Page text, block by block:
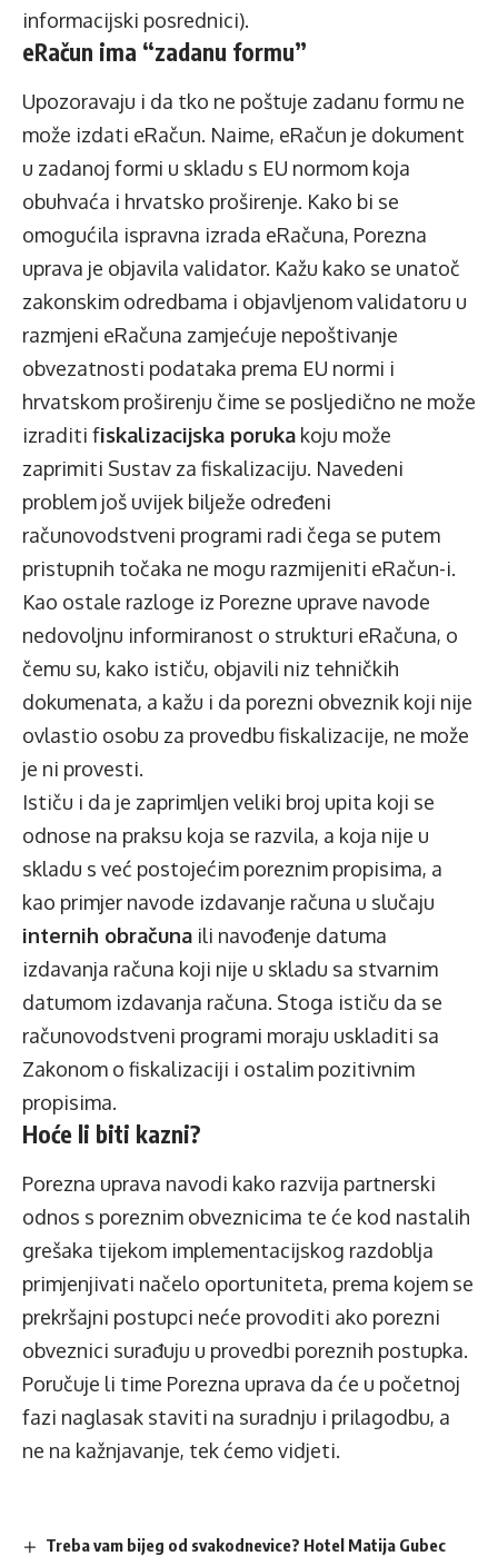
informacijski posrednici).
eRačun ima “zadanu formu”
Upozoravaju i da tko ne poštuje zadanu formu ne
može izdati eRačun. Naime, eRačun je dokument
u zadanoj formi u skladu s EU normom koja
obuhvaća i hrvatsko proširenje. Kako bi se
omogućila ispravna izrada eRačuna, Porezna
uprava je objavila validator. Kažu kako se unatoč
zakonskim odredbama i objavljenom validatoru u
razmjeni eRačuna zamjećuje nepoštivanje
obvezatnosti podataka prema EU normi i
hrvatskom proširenju čime se posljedično ne može
izraditi fiskalizacijska poruka koju može
zaprimiti Sustav za fiskalizaciju. Navedeni
problem još uvijek bilježe određeni
računovodstveni programi radi čega se putem
pristupnih točaka ne mogu razmijeniti eRačun-i.
Kao ostale razloge iz Porezne uprave navode
nedovoljnu informiranost o strukturi eRačuna, o
čemu su, kako ističu, objavili niz tehničkih
dokumenata, a kažu i da porezni obveznik koji nije
ovlastio osobu za provedbu fiskalizacije, ne može
je ni provesti.
Ističu i da je zaprimljen veliki broj upita koji se
odnose na praksu koja se razvila, a koja nije u
skladu s već postojećim poreznim propisima, a
kao primjer navode izdavanje računa u slučaju
internih obračuna ili navođenje datuma
izdavanja računa koji nije u skladu sa stvarnim
datumom izdavanja računa. Stoga ističu da se
računovodstveni programi moraju uskladiti sa
Zakonom o fiskalizaciji i ostalim pozitivnim
propisima.
Hoće li biti kazni?
Porezna uprava navodi kako razvija partnerski
odnos s poreznim obveznicima te će kod nastalih
grešaka tijekom implementacijskog razdoblja
primjenjivati načelo oportuniteta, prema kojem se
prekršajni postupci neće provoditi ako porezni
obveznici surađuju u provedbi poreznih postupka.
Poručuje li time Porezna uprava da će u početnoj
fazi naglasak staviti na suradnju i prilagodbu, a
ne na kažnjavanje, tek ćemo vidjeti.
Treba vam bijeg od svakodnevice? Hotel Matija Gubec